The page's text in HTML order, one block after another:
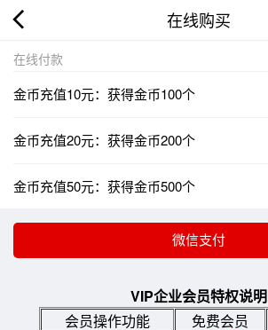
在线购买
在线付款
金币充值10元：获得金币100个
金币充值20元：获得金币200个
金币充值50元：获得金币500个
VIP企业会员特权说明
会员操作功能
免费会员